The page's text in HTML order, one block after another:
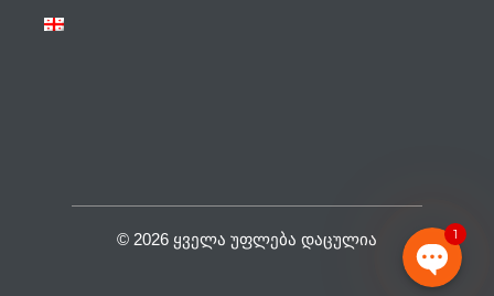
© 2026 ᲧᲕᲔᲚᲐ ᲣᲤᲚᲔᲑᲐ ᲓᲐᲪᲣᲚᲘᲐ 1